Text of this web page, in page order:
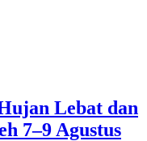
Lebat dan
7–9 Agustus